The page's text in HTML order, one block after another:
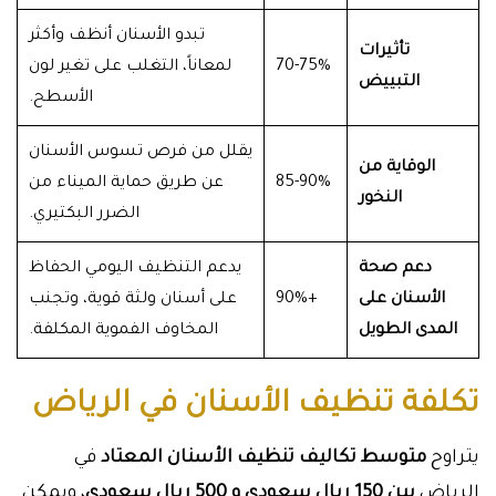
تأثيرات
التبييض
70-75%
تبدو الأسنان أنظف وأكثر
لمعاناً، التغلب على تغير لون
الأسطح.
الوقاية من
النخور
85-90%
يقلل من فرص تسوس الأسنان
عن طريق حماية الميناء من
الضرر البكتيري.
دعم صحة
الأسنان على
المدى الطويل
+90%
يدعم التنظيف اليومي الحفاظ
على أسنان ولثة قوية، وتجنب
المخاوف الفموية المكلفة.
تكلفة تنظيف الأسنان في الرياض
يتراوح متوسط تكاليف تنظيف الأسنان المعتاد في